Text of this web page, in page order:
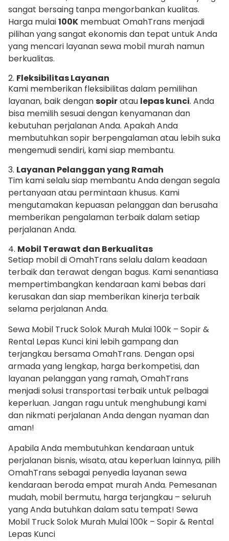
sangat bersaing tanpa mengorbankan kualitas.
Harga mulai100K membuat OmahTrans menjadi
pilihan yang sangat ekonomis dan tepat untuk Anda
yang mencari layanan sewa mobil murah namun
berkualitas.
2. Fleksibilitas Layanan
Kami memberikan fleksibilitas dalam pemilihan
layanan, baik dengansopiratau lepas kunci. Anda
bisa memilih sesuai dengan kenyamanan dan
kebutuhan perjalanan Anda. Apakah Anda
membutuhkan sopir berpengalaman atau lebih suka
mengemudi sendiri, kami siap membantu.
3. Layanan Pelanggan yang Ramah
Tim kami selalu siap membantu Anda dengan segala
pertanyaan atau permintaan khusus. Kami
mengutamakan kepuasan pelanggan dan berusaha
memberikan pengalaman terbaik dalam setiap
perjalanan Anda.
4. Mobil Terawat dan Berkualitas
Setiap mobil di OmahTrans selalu dalam keadaan
terbaik dan terawat dengan bagus. Kami senantiasa
mempertimbangkan kendaraan kami bebas dari
kerusakan dan siap memberikan kinerja terbaik
selama perjalanan Anda.
Sewa Mobil Truck Solok Murah Mulai 100k – Sopir &
Rental Lepas Kunci kini lebih gampang dan
terjangkau bersama OmahTrans. Dengan opsi
armada yang lengkap, harga berkompetisi, dan
layanan pelanggan yang ramah, OmahTrans
menjadi solusi transportasi terbaik untuk pelbagai
keperluan. Jangan ragu untuk menghubungi kami
dan nikmati perjalanan Anda dengan nyaman dan
aman!
Apabila Anda membutuhkan kendaraan untuk
perjalanan bisnis, wisata, atau keperluan lainnya, pilih
OmahTrans sebagai penyedia layanan sewa
kendaraan beroda empat murah Anda. Pemesanan
mudah, mobil bermutu, harga terjangkau – seluruh
yang Anda butuhkan dalam satu tempat! Sewa
Mobil Truck Solok Murah Mulai 100k – Sopir & Rental
Lepas Kunci